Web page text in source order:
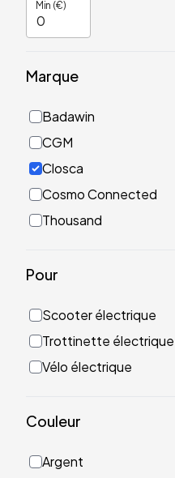
Min (€)
Marque
Badawin
CGM
Closca
Cosmo Connected
Thousand
Pour
Scooter électrique
Trottinette électrique
Vélo électrique
Couleur
Argent